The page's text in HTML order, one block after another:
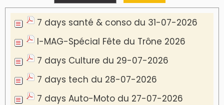
7 days santé & conso du 31-07-2026
I-MAG-Spécial Fête du Trône 2026
7 days Culture du 29-07-2026
7 days tech du 28-07-2026
7 days Auto-Moto du 27-07-2026